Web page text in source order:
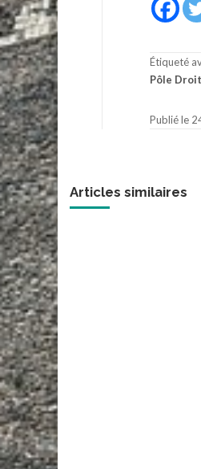
Étiqueté
Pôle
Publié le
Articles similaires